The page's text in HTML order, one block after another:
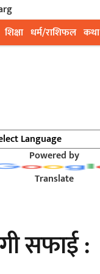
शिक्षा धर्म/राशिफल कथा
Powered by
Translate
सफाई :